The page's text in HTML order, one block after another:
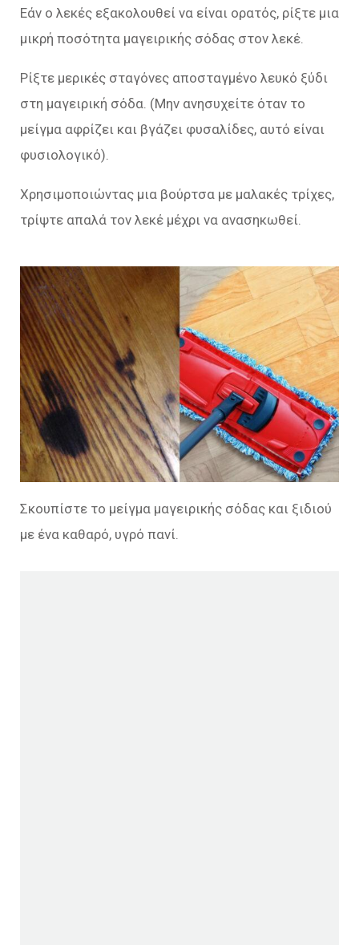
Εάν ο λεκές εξακολουθεί να είναι ορατός, ρίξτε μια
μικρή ποσότητα μαγειρικής σόδας στον λεκέ.
Ρίξτε μερικές σταγόνες αποσταγμένο λευκό ξύδι
στη μαγειρική σόδα. (Μην ανησυχείτε όταν το
μείγμα αφρίζει και βγάζει φυσαλίδες, αυτό είναι
φυσιολογικό).
Χρησιμοποιώντας μια βούρτσα με μαλακές τρίχες,
τρίψτε απαλά τον λεκέ μέχρι να ανασηκωθεί.
Σκουπίστε το μείγμα μαγειρικής σόδας και ξιδιού
με ένα καθαρό, υγρό πανί.